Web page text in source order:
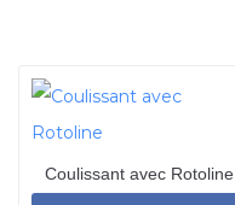
Coulissant avec Rotoline